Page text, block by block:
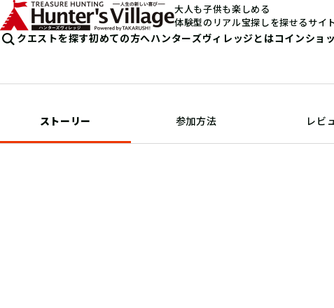
大人も子供も楽しめる
体験型のリアル宝探しを探せるサイ
クエストを探す初めての方へハンターズヴィレッジとはコインショ
ストーリー 参加方法 レビ